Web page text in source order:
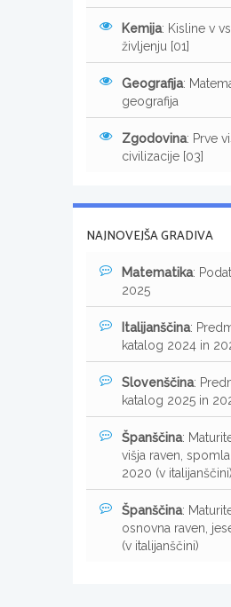
Kemija: Kisline v
življenju [01]
Geografija:
geografija
Zgodovina: Prve
civilizacije [03]
NAJNOVEJŠA GRADIVA
Matematika:
2025
Italijanščina:
katalog 2024 in
Slovenščina:
katalog 2025 in
Španščina:
višja raven,
2020 (v italijanščini)
Španščina:
osnovna raven,
(v italijanščini)